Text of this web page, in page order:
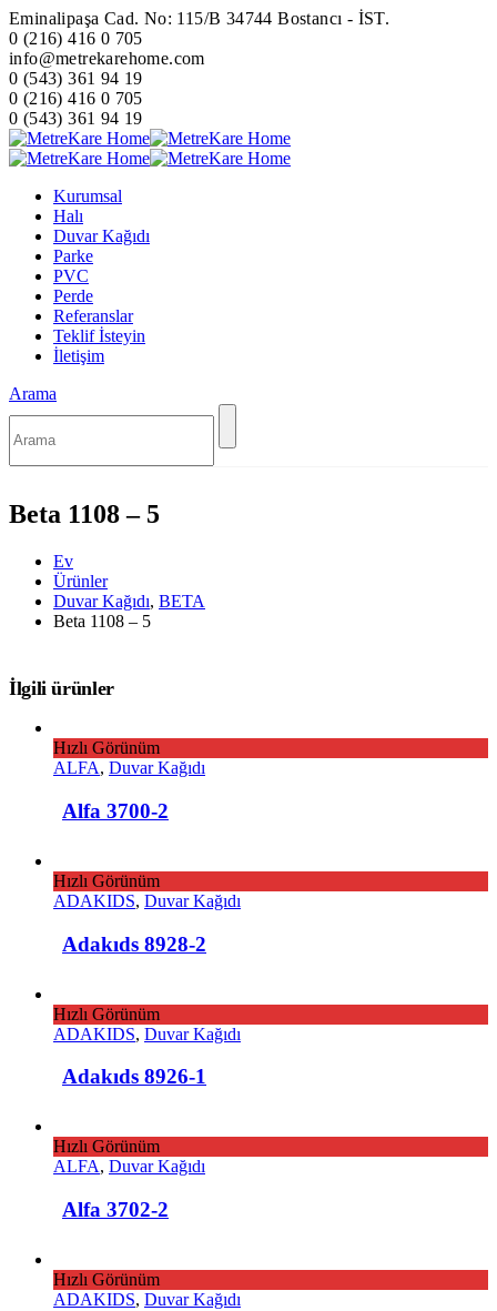
Eminalipaşa Cad. No: 115/B 34744 Bostancı - İST.
0 (216) 416 0 705
info@metrekarehome.com
0 (543) 361 94 19
0 (216) 416 0 705
0 (543) 361 94 19
Kurumsal
Halı
Duvar Kağıdı
Parke
PVC
Perde
Referanslar
Teklif İsteyin
İletişim
Arama
Beta 1108 – 5
Ev
Ürünler
Duvar Kağıdı, BETA
Beta 1108 – 5
İlgili ürünler
Hızlı Görünüm
ALFA, Duvar Kağıdı
Alfa 3700-2
Hızlı Görünüm
ADAKIDS, Duvar Kağıdı
Adakıds 8928-2
Hızlı Görünüm
ADAKIDS, Duvar Kağıdı
Adakıds 8926-1
Hızlı Görünüm
ALFA, Duvar Kağıdı
Alfa 3702-2
Hızlı Görünüm
ADAKIDS, Duvar Kağıdı